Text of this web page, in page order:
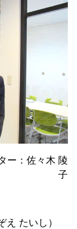
ー：佐々木 陵
子
たいし）